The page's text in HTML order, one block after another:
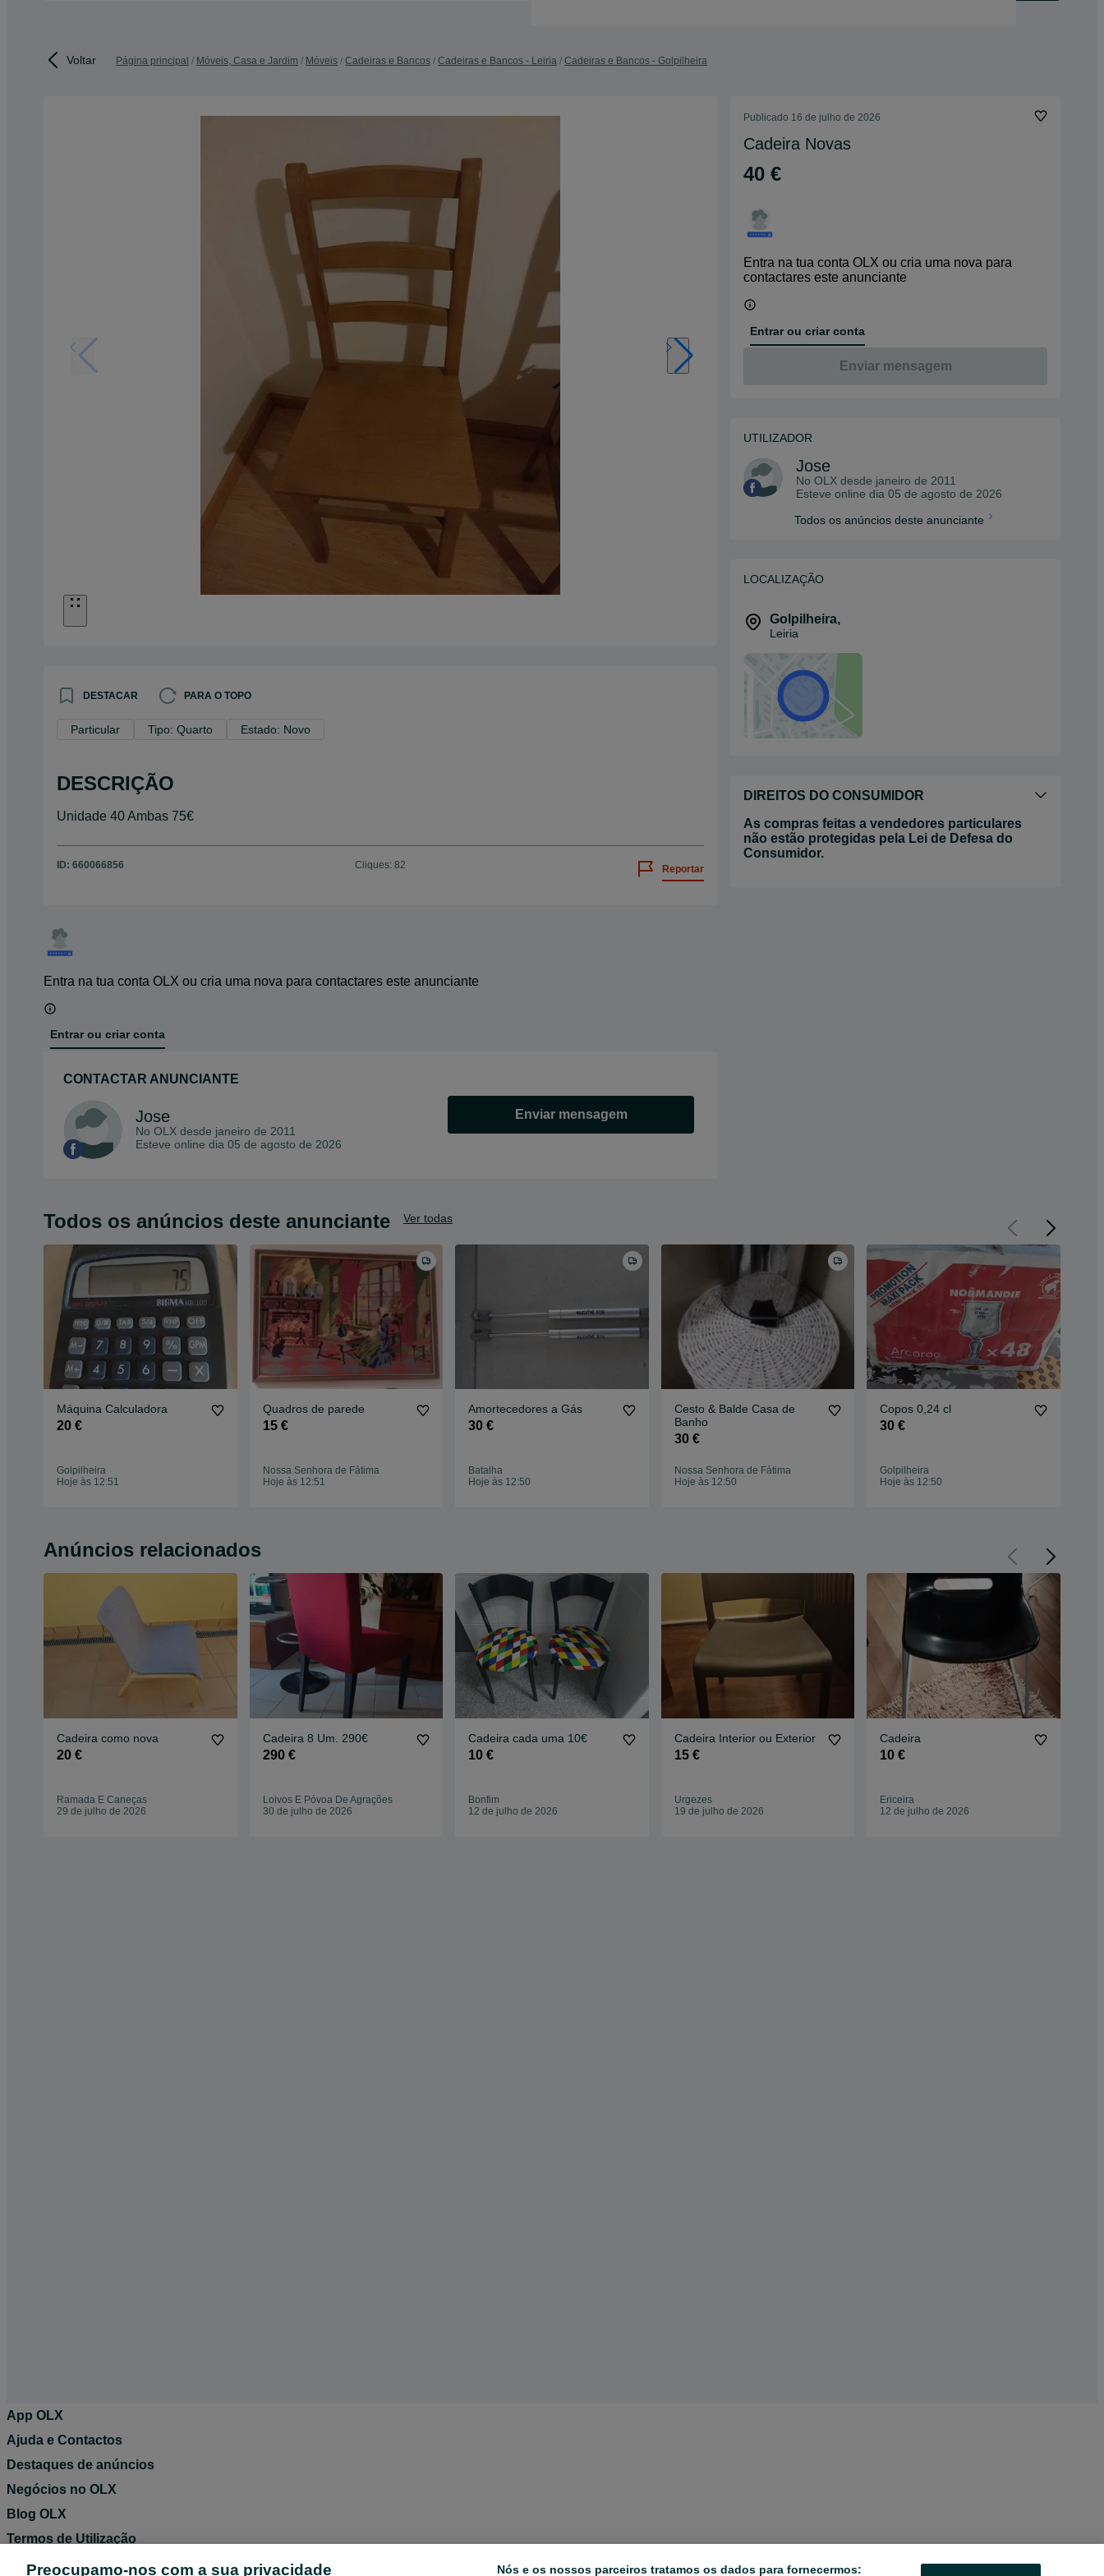
Voltar Página principal Móveis, Casa e Jardim Móveis Cadeiras e Bancos Cadeiras e Bancos - Leiria Cadeiras e Bancos - Golpilheira
DESTACAR PARA O TOPO
Particular Tipo: Quarto Estado: Novo
DESCRIÇÃO
Unidade 40 Ambas 75€
ID: 660066856 Cliques: 82 Reportar
Entra na tua conta OLX ou cria uma nova para contactares este anunciante
Entrar ou criar conta
CONTACTAR ANUNCIANTE
Jose
No OLX desde janeiro de 2011
Esteve online dia 05 de agosto de 2026
Enviar mensagem
Publicado 16 de julho de 2026
Cadeira Novas
40 €
Entra na tua conta OLX ou cria uma nova para
contactares este anunciante
Entrar ou criar conta
Enviar mensagem
UTILIZADOR
Jose
No OLX desde janeiro de 2011
Esteve online dia 05 de agosto de 2026
Todos os anúncios deste anunciante
LOCALIZAÇÃO
Golpilheira,
Leiria
DIREITOS DO CONSUMIDOR
As compras feitas a vendedores particulares
não estão protegidas pela Lei de Defesa do
Consumidor.
Todos os anúncios deste anunciante Ver todas
Máquina Calculadora
20 €
Golpilheira
Hoje às 12:51
Quadros de parede
15 €
Nossa Senhora de Fátima
Hoje às 12:51
Amortecedores a Gás
30 €
Batalha
Hoje às 12:50
Cesto & Balde Casa de
Banho
30 €
Nossa Senhora de Fátima
Hoje às 12:50
Copos 0,24 cl
30 €
Golpilheira
Hoje às 12:50
Anúncios relacionados
Cadeira como nova
20 €
Ramada E Caneças
29 de julho de 2026
Cadeira 8 Um. 290€
290 €
Loivos E Póvoa De Agrações
30 de julho de 2026
Cadeira cada uma 10€
10 €
Bonfim
12 de julho de 2026
Cadeira Interior ou Exterior
15 €
Urgezes
19 de julho de 2026
Cadeira
10 €
Ericeira
12 de julho de 2026
App OLX
Ajuda e Contactos
Destaques de anúncios
Negócios no OLX
Blog OLX
Termos de Utilização
Política de Privacidade
Preocupamo-nos com a sua privacidade Nós e os nossos parceiros tratamos os dados para fornecermos: